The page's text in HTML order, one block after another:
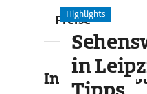
Preise
In der
Highlights
in